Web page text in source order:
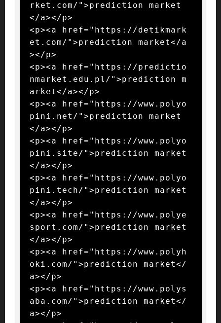
rket.com/">prediction market
</a></p>
<p><a href="https://detikmark
et.com/">prediction market</a
></p>
<p><a href="https://predictio
nmarket.edu.pl/">prediction m
arket</a></p>
<p><a href="https://www.polyo
pini.net/">prediction market
</a></p>
<p><a href="https://www.polyo
pini.site/">prediction market
</a></p>
<p><a href="https://www.polyo
pini.tech/">prediction market
</a></p>
<p><a href="https://www.polye
sport.com/">prediction market
</a></p>
<p><a href="https://www.polyh
oki.com/">prediction market</
a></p>
<p><a href="https://www.polys
aba.com/">prediction market</
a></p>